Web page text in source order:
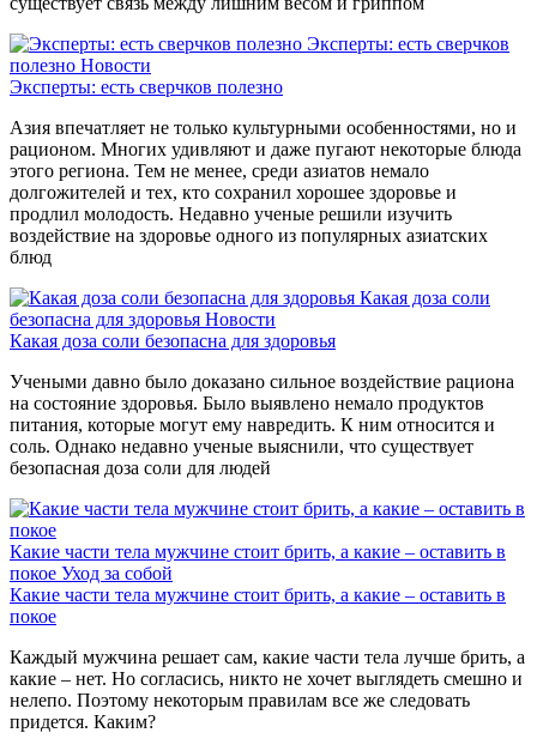
Эксперты: есть сверчков
полезно Новости
Эксперты: есть сверчков полезно
Азия впечатляет не только культурными особенностями, но и
рационом. Многих удивляют и даже пугают некоторые блюда
этого региона. Тем не менее, среди азиатов немало
долгожителей и тех, кто сохранил хорошее здоровье и
продлил молодость. Недавно ученые решили изучить
воздействие на здоровье одного из популярных азиатских
блюд
Какая доза соли
безопасна для здоровья Новости
Какая доза соли безопасна для здоровья
Учеными давно было доказано сильное воздействие рациона
на состояние здоровья. Было выявлено немало продуктов
питания, которые могут ему навредить. К ним относится и
соль. Однако недавно ученые выяснили, что существует
безопасная доза соли для людей
Какие части тела мужчине стоит брить, а какие – оставить в
покое Уход за собой
Какие части тела мужчине стоит брить, а какие – оставить в
покое
Каждый мужчина решает сам, какие части тела лучше брить, а
какие – нет. Но согласись, никто не хочет выглядеть смешно и
нелепо. Поэтому некоторым правилам все же следовать
придется. Каким?